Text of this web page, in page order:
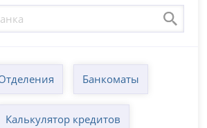
Банкоматы
Калькулятор кредитов